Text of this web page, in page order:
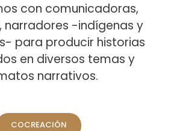
con comunicadoras,
narradores -indígenas y
para producir historias
en diversos temas y
narrativos.
COCREACIÓN